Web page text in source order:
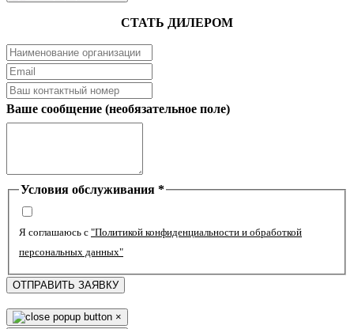
СТАТЬ ДИЛЕРОМ
Ваше сообщение (необязательное поле)
Условия обслуживания *
Я соглашаюсь с "Политикой конфиденциальности и обработкой
персональных данных"
ОТПРАВИТЬ ЗАЯВКУ
×